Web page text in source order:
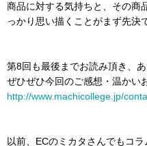
商品に対する気持ちと、その商
っかり思い描くことがまず先決
第8回も最後までお読み頂き、
ぜひぜひ今回のご感想・温かい
http://www.machicollege.jp/
以前、ECのミカタさんでもコ